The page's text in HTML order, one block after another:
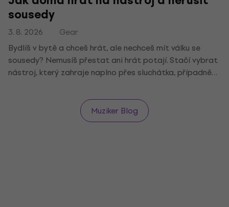
sousedy
3. 8. 2026
Gear
Bydlíš v bytě a chceš hrát, ale nechceš mít válku se
sousedy? Nemusíš přestat ani hrát potají. Stačí vybrat
nástroj, který zahraje naplno přes sluchátka, případně
nástroje do bytu i pár tipů, díky nimž tě přes stěnu nikdo
Muziker Blog